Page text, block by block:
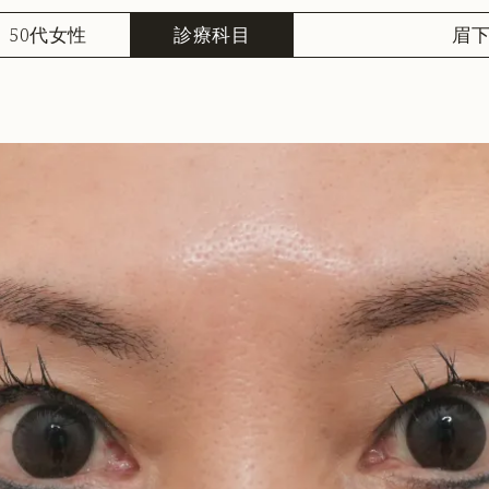
50代女性 診療科目 眉